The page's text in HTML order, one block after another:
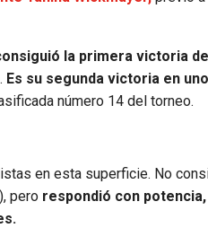
la primera victoria
Es su segunda victoria en
número 14 del torneo.
en esta superficie. No
pero respondió con